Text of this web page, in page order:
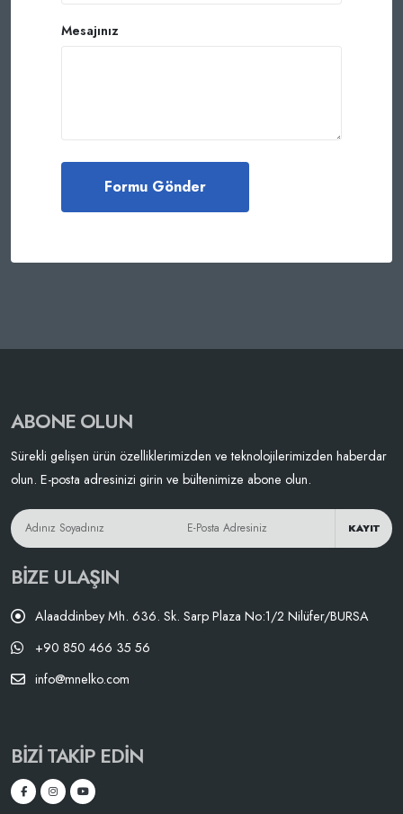
Mesajınız
ABONE OLUN
Sürekli gelişen ürün özelliklerimizden ve teknolojilerimizden haberdar
olun. E-posta adresinizi girin ve bültenimize abone olun.
KAYIT
BIZE ULAŞIN
Alaaddinbey Mh. 636. Sk. Sarp Plaza No:1/2 Nilüfer/BURSA
+90 850 466 35 56
info@mnelko.com
BIZI TAKIP EDIN